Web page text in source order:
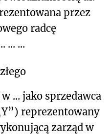
przez
radcę
... ...
... jako sprzedawca
reprezentowany
zarząd w